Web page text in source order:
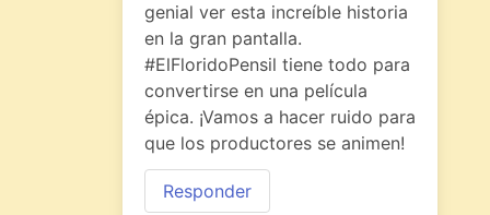
genial ver esta increíble historia
en la gran pantalla.
#ElFloridoPensil tiene todo para
convertirse en una película
épica. ¡Vamos a hacer ruido para
que los productores se animen!
Responder